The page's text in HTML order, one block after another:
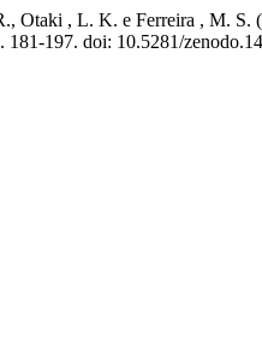
Otaki , L. K. e Ferreira , M. S.
181-197. doi: 10.5281/